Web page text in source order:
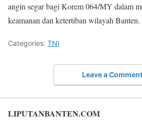
angin segar bagi Korem 064/MY dalam
keamanan dan ketertiban wilayah
Categories: TNI
Leave a Comment
LIPUTANBANTEN.COM